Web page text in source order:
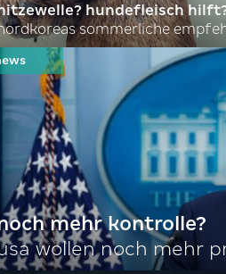
hundefleisch
mehr kontrolle?
wollen noch mehr